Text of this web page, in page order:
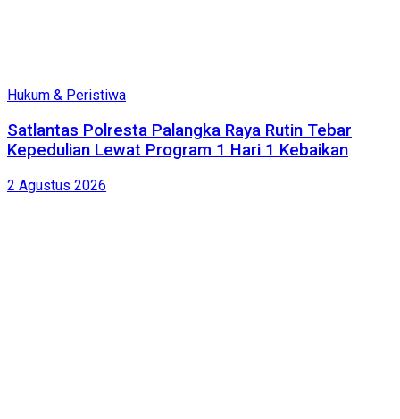
Hukum & Peristiwa
Satlantas Polresta Palangka Raya Rutin Tebar
Kepedulian Lewat Program 1 Hari 1 Kebaikan
2 Agustus 2026